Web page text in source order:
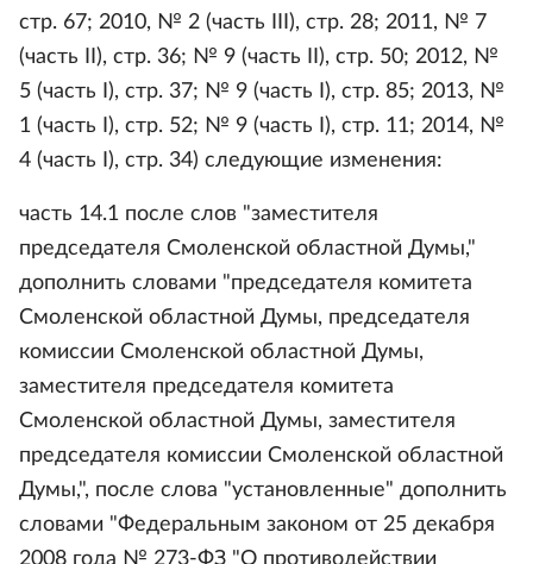
стр. 67; 2010, № 2 (часть III), стр. 28; 2011, № 7
(часть II), стр. 36; № 9 (часть II), стр. 50; 2012, №
5 (часть I), стр. 37; № 9 (часть I), стр. 85; 2013, №
1 (часть I), стр. 52; № 9 (часть I), стр. 11; 2014, №
4 (часть I), стр. 34) следующие изменения:
часть 14.1 после слов "заместителя
председателя Смоленской областной Думы,"
дополнить словами "председателя комитета
Смоленской областной Думы, председателя
комиссии Смоленской областной Думы,
заместителя председателя комитета
Смоленской областной Думы, заместителя
председателя комиссии Смоленской областной
Думы,", после слова "установленные" дополнить
словами "Федеральным законом от 25 декабря
2008 года № 273-ФЗ "О противодействии